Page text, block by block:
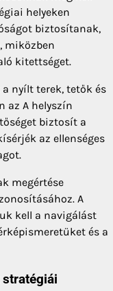
helyeken
biztosítanak,
miközben
kitettséget.
nyílt terek, tetők és
az A helyszín
biztosít a
az ellenséges
megértése
A
kell a navigálást
és a